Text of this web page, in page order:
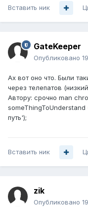
Вставить ник
GateKeeper
Опубликовано
Ах вот оно что. Были
через телепатов
Автору: срочно man
путь');
Вставить ник
zik
Опубликовано